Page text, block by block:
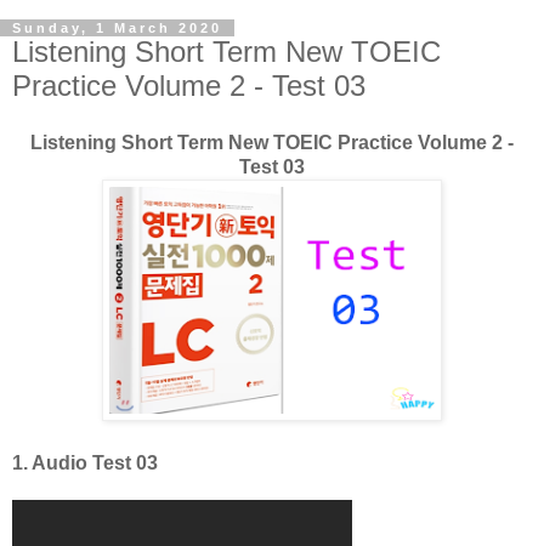
Sunday, 1 March 2020
Listening Short Term New TOEIC
Practice Volume 2 - Test 03
Listening Short Term New TOEIC Practice Volume 2 -
Test 03
1. Audio Test 03